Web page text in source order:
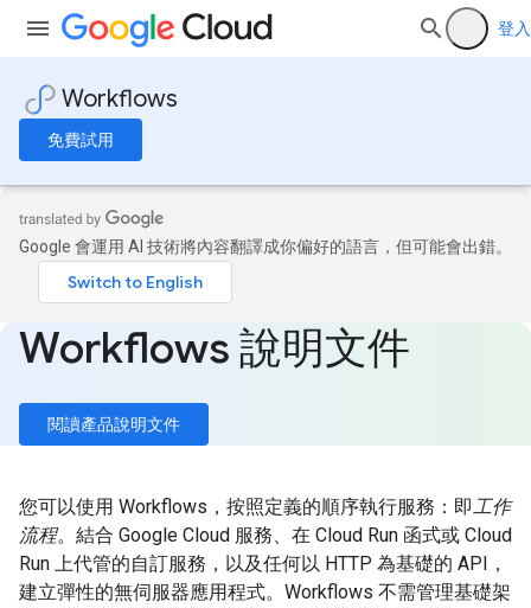
登入
Workflows
免費試用
Google 會運用 AI 技術將內容翻譯成你偏好的語言，但可能會出錯。
Workflows 說明文件
閱讀產品說明文件
您可以使用 Workflows，按照定義的順序執行服務：即工作
流程。結合 Google Cloud 服務、在 Cloud Run 函式或 Cloud
Run 上代管的自訂服務，以及任何以 HTTP 為基礎的 API，
建立彈性的無伺服器應用程式。Workflows 不需管理基礎架